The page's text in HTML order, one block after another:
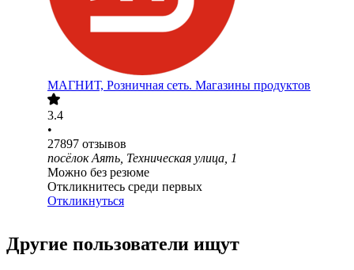
МАГНИТ, Розничная сеть. Магазины продуктов
3.4
•
27897 отзывов
посёлок Аять, Техническая улица, 1
Можно без резюме
Откликнитесь среди первых
Откликнуться
Другие пользователи ищут